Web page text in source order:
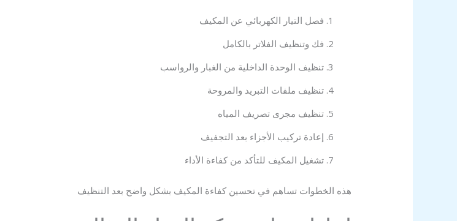
فصل التيار الكهربائي عن المكيف
فك وتنظيف الفلاتر بالكامل
تنظيف الوحدة الداخلية من الغبار والرواسب
تنظيف ملفات التبريد والمروحة
تنظيف مجرى تصريف المياه
إعادة تركيب الأجزاء بعد التجفيف
تشغيل المكيف للتأكد من كفاءة الأداء
هذه الخطوات تساهم في تحسين كفاءة المكيف بشكل واضح بعد التنظيف